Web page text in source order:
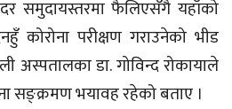
समुदायस्तरमा फैलिएसँगै यहाँको
कोरोना परीक्षण गराउनेको भीड
अस्पतालका डा. गोविन्द रोकायाले
सङ्क्रमण भयावह रहेको बताए ।